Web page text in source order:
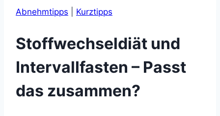
Abnehmtipps Kurztipps
Stoffwechseldiät und
Intervallfasten – Passt
das zusammen?